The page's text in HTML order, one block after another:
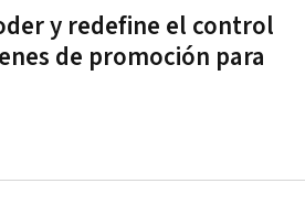
y redefine el control
de promoción para